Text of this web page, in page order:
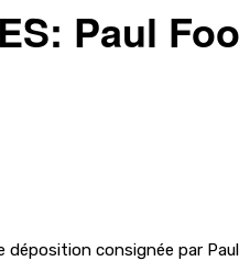
Paul
déposition consignée par